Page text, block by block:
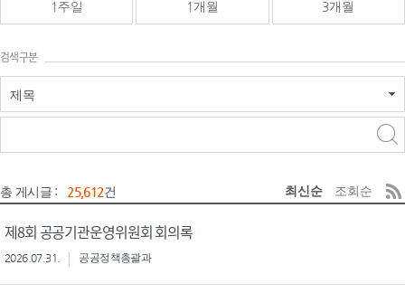
일
선
선
1주일 1개월 3개월
검색구분
제목
총 게시글 : 25,612건 최신순 조회순
제8회 공공기관운영위원회 회의록
2026.07.31. 공공정책총괄과